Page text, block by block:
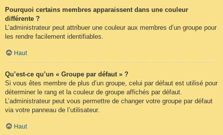
Pourquoi certains membres apparaissent dans une couleur
différente ?
L’administrateur peut attribuer une couleur aux membres d’un groupe pour
les rendre facilement identifiables.
Haut
Qu’est-ce qu’un « Groupe par défaut » ?
Si vous êtes membre de plus d’un groupe, celui par défaut est utilisé pour
déterminer le rang et la couleur de groupe affichés par défaut.
L’administrateur peut vous permettre de changer votre groupe par défaut
via votre panneau de l’utilisateur.
Haut